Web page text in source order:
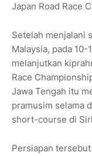
Japan Road Race
Setelah menjalani
Malaysia, pada
melanjutkan
Race
Jawa Tengah itu
pramusim selama
short-course di
Persiapan